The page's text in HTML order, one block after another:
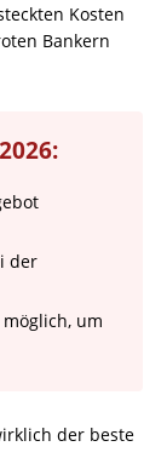
Kosten
Bankern
der
möglich, um
der beste